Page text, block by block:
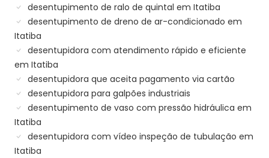
desentupimento de ralo de quintal em Itatiba
desentupimento de dreno de ar-condicionado em
Itatiba
desentupidora com atendimento rápido e eficiente
em Itatiba
desentupidora que aceita pagamento via cartão
desentupidora para galpões industriais
desentupimento de vaso com pressão hidráulica em
Itatiba
desentupidora com vídeo inspeção de tubulação em
Itatiba